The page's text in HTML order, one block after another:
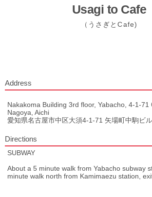
Usagi to Cafe
（うさぎとCafe)
Address
Nakakoma Building 3rd floor, Yabacho, 4-1-71
Nagoya, Aichi
愛知県名古屋市中区大須4-1-71 矢場町中駒ビ
Directions
SUBWAY
About a 5 minute walk from Yabacho subway
minute walk north from Kamimaezu station,